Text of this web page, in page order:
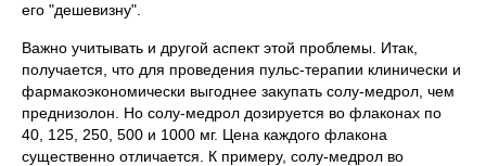
его "дешевизну".
Важно учитывать и другой аспект этой проблемы. Итак,
получается, что для проведения пульс-терапии клинически и
фармакоэкономически выгоднее закупать солу-медрол, чем
преднизолон. Но солу-медрол дозируется во флаконах по
40, 125, 250, 500 и 1000 мг. Цена каждого флакона
существенно отличается. К примеру, солу-медрол во